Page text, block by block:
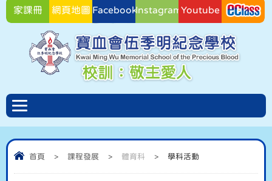
家課冊 網頁地圖 FacebookInstagramYoutube
首頁 > 課程發展 > 體育科 > 學科活動